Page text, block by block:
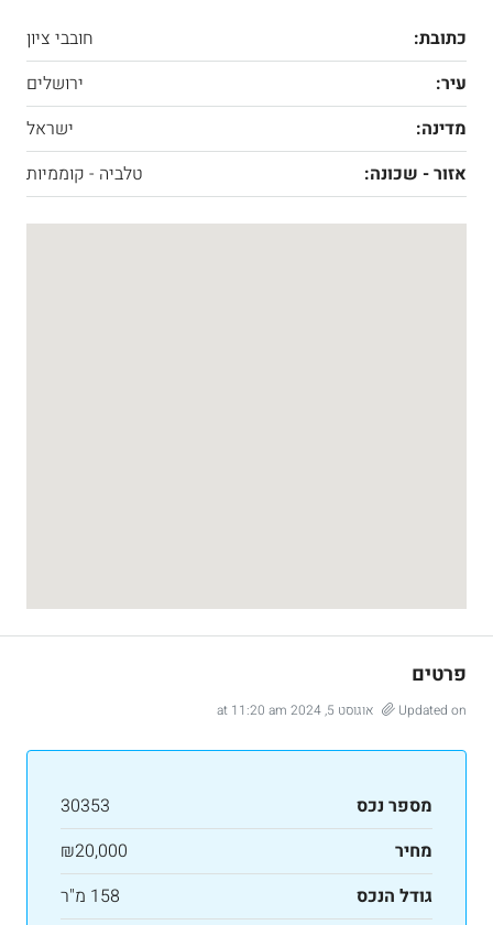
כתובת:
חובבי ציון
עיר:
ירושלים
מדינה:
ישראל
אזור - שכונה:
טלביה - קוממיות
פרטים
Updated on אוגוסט 5, 2024 at 11:20 am
מספר נכס
30353
מחיר
₪20,000
גודל הנכס
158 מ"ר